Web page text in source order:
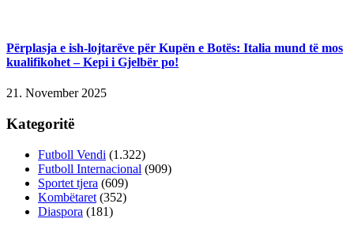
Përplasja e ish-lojtarëve për Kupën e Botës: Italia mund të mos
kualifikohet – Kepi i Gjelbër po!
21. November 2025
Kategoritë
Futboll Vendi (1.322)
Futboll Internacional (909)
Sportet tjera (609)
Kombëtaret (352)
Diaspora (181)